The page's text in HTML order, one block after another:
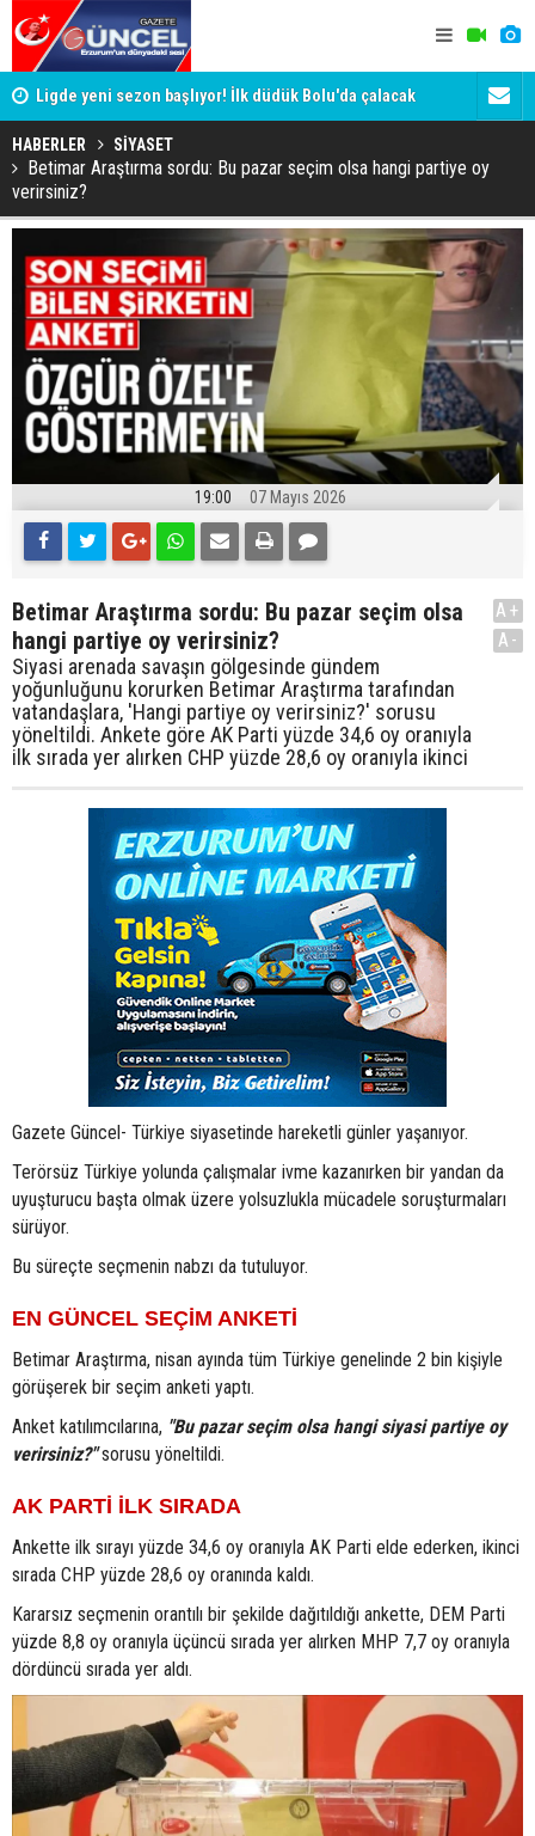
Ligde yeni sezon başlıyor! İlk düdük Bolu'da çalacak Eski Vali
HABERLER SİYASET
Betimar Araştırma sordu: Bu pazar seçim olsa hangi partiye oy
verirsiniz?
19:00 07 Mayıs 2026
Betimar Araştırma sordu: Bu pazar seçim olsa
hangi partiye oy verirsiniz?
Siyasi arenada savaşın gölgesinde gündem
yoğunluğunu korurken Betimar Araştırma tarafından
vatandaşlara, 'Hangi partiye oy verirsiniz?' sorusu
yöneltildi. Ankete göre AK Parti yüzde 34,6 oy oranıyla
ilk sırada yer alırken CHP yüzde 28,6 oy oranıyla ikinci
A+
A-
Gazete Güncel- Türkiye siyasetinde hareketli günler yaşanıyor.
Terörsüz Türkiye yolunda çalışmalar ivme kazanırken bir yandan da
uyuşturucu başta olmak üzere yolsuzlukla mücadele soruşturmaları
sürüyor.
Bu süreçte seçmenin nabzı da tutuluyor.
EN GÜNCEL SEÇİM ANKETİ
Betimar Araştırma, nisan ayında tüm Türkiye genelinde 2 bin kişiyle
görüşerek bir seçim anketi yaptı.
Anket katılımcılarına, "Bu pazar seçim olsa hangi siyasi partiye oy
verirsiniz?"sorusu yöneltildi.
AK PARTİ İLK SIRADA
Ankette ilk sırayı yüzde 34,6 oy oranıyla AK Parti elde ederken, ikinci
sırada CHP yüzde 28,6 oy oranında kaldı.
Kararsız seçmenin orantılı bir şekilde dağıtıldığı ankette, DEM Parti
yüzde 8,8 oy oranıyla üçüncü sırada yer alırken MHP 7,7 oy oranıyla
dördüncü sırada yer aldı.